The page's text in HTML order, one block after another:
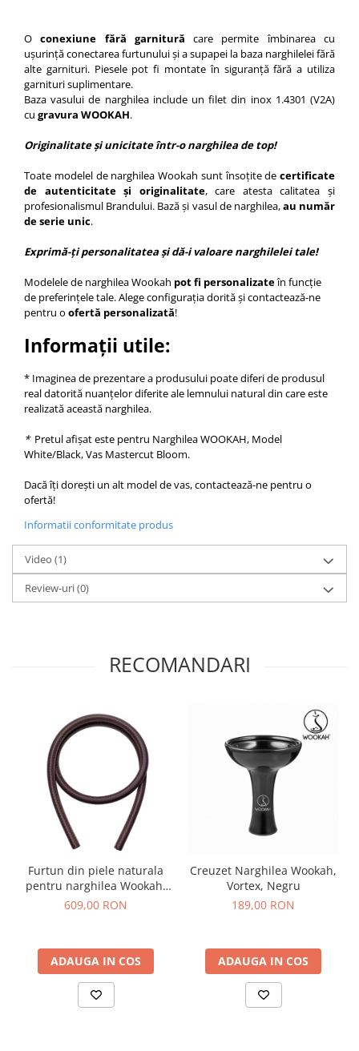
Oconexiune fără garnitură care permite îmbinarea cu
ușurință conectarea furtunului și a supapei la baza narghilelei fără
alte garnituri. Piesele pot fi montate în siguranță fără a utiliza
garnituri suplimentare.
Baza vasului de narghilea include un filet din inox 1.4301 (V2A)
cu gravura WOOKAH.
Originalitate și unicitate într-o narghilea de top!
Toate modelel de narghilea Wookah sunt însoțite de certificate
de autenticitate și originalitate, care atesta calitatea și
profesionalismul Brandului. Bază și vasul de narghilea,au număr
de serie unic.
Exprimă-ți personalitatea și dă-i valoare narghilelei tale!
Modelele de narghilea Wookah pot fi personalizateîn funcție
de preferințele tale. Alege configurația dorită și contactează-ne
pentru o ofertă personalizată!
Informații utile:
* Imaginea de prezentare a produsului poate diferi de produsul
real datorită nuanțelor diferite ale lemnului natural din care este
realizată această narghilea.
* Pretul afișat este pentru Narghilea WOOKAH, Model
White/Black, Vas Mastercut Bloom.
Dacă îți dorești un alt model de vas, contactează-ne pentru o
ofertă!
Informatii conformitate produs
Video (1)
Review-uri(0)
RECOMANDARI
Furtun din piele naturala
pentru narghilea Wookah,
Maro
609,00 RON
ADAUGA IN COS
Creuzet Narghilea Wookah,
Vortex, Negru
189,00 RON
ADAUGA IN COS